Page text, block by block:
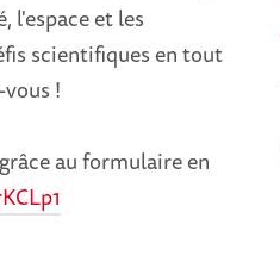
l'espace et les
scientifiques en tout
!
au formulaire en